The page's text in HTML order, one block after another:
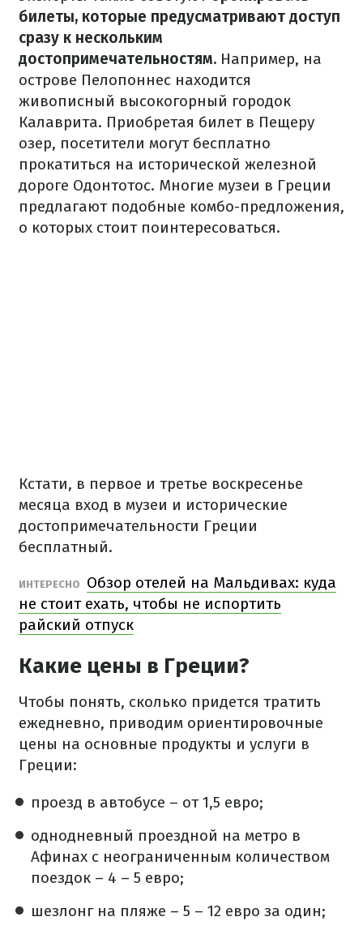
билеты, которые предусматривают доступ
сразу к нескольким
достопримечательностям. Например, на
острове Пелопоннес находится
живописный высокогорный городок
Калаврита. Приобретая билет в Пещеру
озер, посетители могут бесплатно
прокатиться на исторической железной
дороге Одонтотос. Многие музеи в Греции
предлагают подобные комбо-предложения,
о которых стоит поинтересоваться.
Кстати, в первое и третье воскресенье
месяца вход в музеи и исторические
достопримечательности Греции
бесплатный.
ИНТЕРЕСНО
Обзор отелей на Мальдивах: куда
не стоит ехать, чтобы не испортить
райский отпуск
Какие цены в Греции?
Чтобы понять, сколько придется тратить
ежедневно, приводим ориентировочные
цены на основные продукты и услуги в
Греции:
проезд в автобусе – от 1,5 евро;
однодневный проездной на метро в
Афинах с неограниченным количеством
поездок – 4 – 5 евро;
шезлонг на пляже – 5 – 12 евро за один;